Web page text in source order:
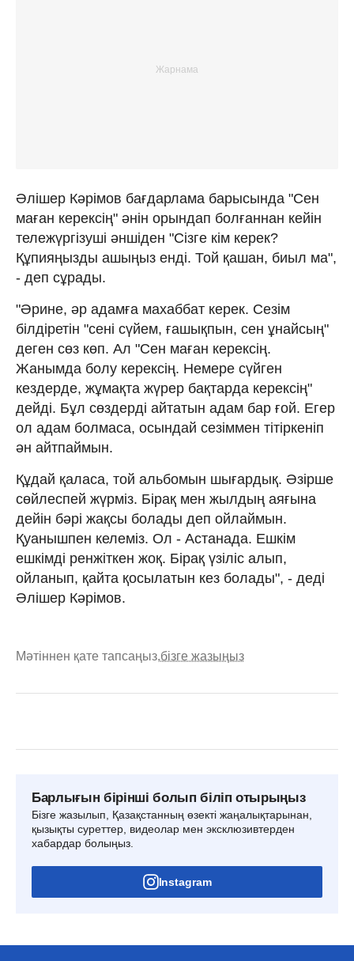
Әлішер Кәрімов бағдарлама барысында "Сен
маған керексің" әнін орындап болғаннан кейін
тележүргізуші әншіден "Сізге кім керек?
Құпияңызды ашыңыз енді. Той қашан, биыл ма",
- деп сұрады.
"Әрине, әр адамға махаббат керек. Сезім
білдіретін "сені сүйем, ғашықпын, сен ұнайсың"
деген сөз көп. Ал "Сен маған керексің.
Жанымда болу керексің. Немере сүйген
кездерде, жұмақта жүрер бақтарда керексің"
дейді. Бұл сөздерді айтатын адам бар ғой. Егер
ол адам болмаса, осындай сезіммен тітіркеніп
ән айтпаймын.
Құдай қаласа, той альбомын шығардық. Әзірше
сөйлеспей жүрміз. Бірақ мен жылдың аяғына
дейін бәрі жақсы болады деп ойлаймын.
Қуанышпен келеміз. Ол - Астанада. Ешкім
ешкімді ренжіткен жоқ. Бірақ үзіліс алып,
ойланып, қайта қосылатын кез болады", - деді
Әлішер Кәрімов.
Мәтіннен қате тапсаңыз,бізге жазыңыз
Барлығын бірінші болып біліп отырыңыз
Бізге жазылып, Қазақстанның өзекті жаңалықтарынан,
қызықты суреттер, видеолар мен эксклюзивтерден
хабардар болыңыз.
Instagram